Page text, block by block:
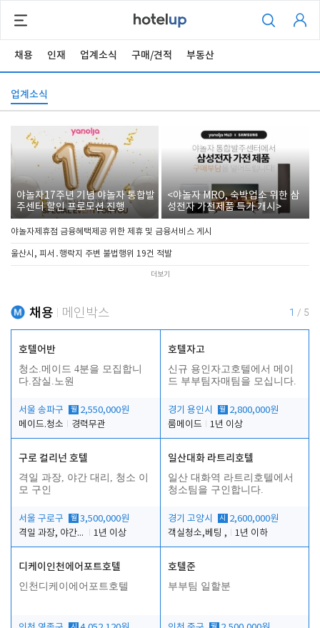
채용 인재 업계소식 구매/견적 부동산
업계소식
야놀자17주년 기념 야놀자 통합발
주센터 할인 프로모션 진행
<야놀자 MRO, 숙박업소 위한 삼
성전자 가전제품 특가 개시>
야놀자제휴점 금융혜택제공 위한 제휴 및 금융서비스 게시
울산시, 피서․행락지 주변 불법행위 19건 적발
더보기
채용 메인박스 1 / 5
호텔어반
청소.메이드 4분을 모집합니
다.잠실.노원
서울 송파구 월 2,550,000원
메이드.청소
경력무관
호텔자고
신규 용인자고호텔에서 메이
드 부부팀자매팀을 모십니다.
경기 용인시 월 2,800,000원
룸메이드
1년 이상
구로 컬리넌 호텔
격일 과장, 야간 대리, 청소 이
모 구인
서울 구로구 월 3,500,000원
격일 과장, 야간 대리, 청소 이모
1년 이상
일산대화 라트리호텔
일산 대화역 라트리호텔에서
청소팀을 구인합니다.
경기 고양시 시
2,600,000원
객실청소,베팅 ,
1년 이하
디케이인천에어포트호텔
인천디케이에어포트호텔
호텔준
부부팀 일할분